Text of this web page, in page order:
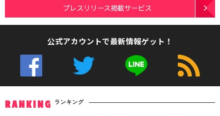
プレスリリース掲載サービス
公式アカウントで最新情報ゲット！
RANKING ランキング